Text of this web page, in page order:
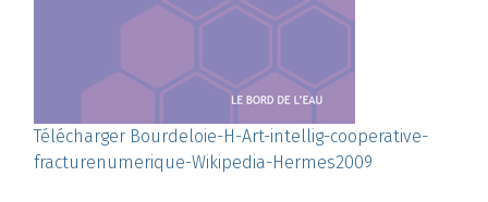
Télécharger Bourdeloie-H-Art-intellig-cooperative-
fracturenumerique-Wikipedia-Hermes2009